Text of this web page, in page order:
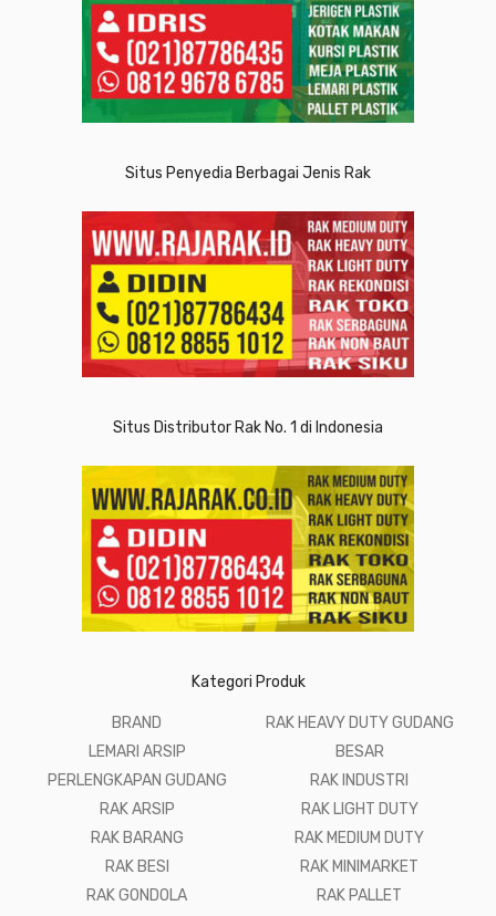
Situs Penyedia Berbagai Jenis Rak
Situs Distributor Rak No. 1 di Indonesia
Kategori Produk
BRAND
LEMARI ARSIP
PERLENGKAPAN GUDANG
RAK ARSIP
RAK BARANG
RAK BESI
RAK GONDOLA
RAK HEAVY DUTY GUDANG
BESAR
RAK INDUSTRI
RAK LIGHT DUTY
RAK MEDIUM DUTY
RAK MINIMARKET
RAK PALLET